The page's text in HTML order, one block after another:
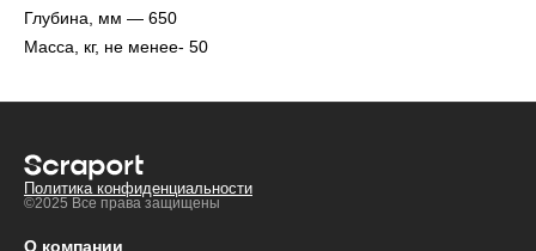
Глубина, мм — 650
Масса, кг, не менее- 50
Политика конфиденциальности
©2025 Все права защищены
О компании